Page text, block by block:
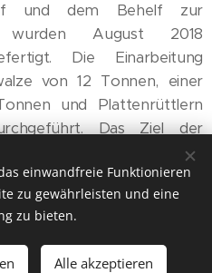
und dem Behelf zur
wurden August 2018
Die Einarbeitung
von 12 Tonnen, einer
und Plattenrüttlern
Das Ziel der
und die
Informationen zu
einwandfreie Funktionieren
zu gewährleisten und eine
zu bieten.
Alle akzeptieren